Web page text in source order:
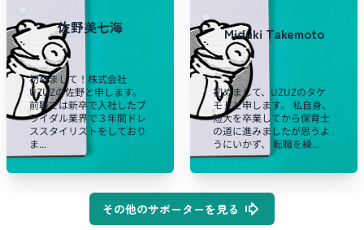
佐野美七海
初めまして！株式会社
UZUZの佐野と申します。
前職では新卒で入社したブ
ライダル業界で３年間ドレ
ススタイリストをしており
ま...
Miduki Takemoto
初めまして、UZUZのタケ
モトと申します。 私自身、
短大を卒業してから保育士
の道に進みましたが思うよ
うにいかず、 転職を繰...
その他のサポーターを見る